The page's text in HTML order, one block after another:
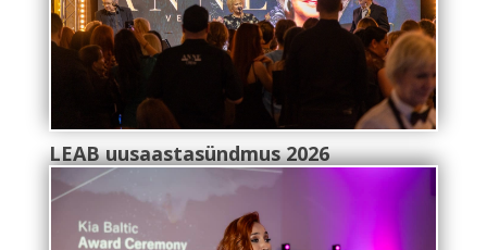
LEAB uusaastasündmus 2026